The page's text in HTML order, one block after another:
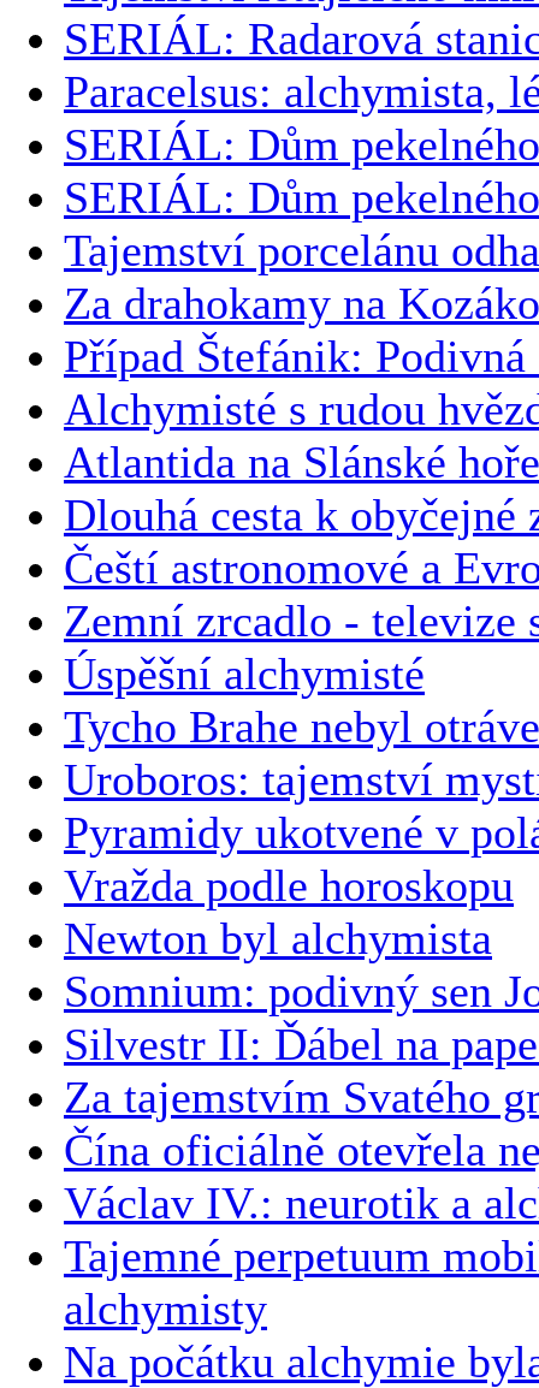
SERIÁL: Radarová
Paracelsus: alchymista,
SERIÁL: Dům
SERIÁL: Dům
Tajemství porcelánu
Za drahokamy na
Případ Štefánik:
Alchymisté s rudou
Atlantida na Slánské hoře
Dlouhá cesta k obyčejné
Čeští astronomové a
Zemní zrcadlo - televize
Úspěšní alchymisté
Tycho Brahe nebyl
Uroboros: tajemství
Pyramidy ukotvené v
Vražda podle horoskopu
Newton byl alchymista
Somnium: podivný sen
Silvestr II: Ďábel na
Za tajemstvím Svatého
Čína oficiálně otevřela
Václav IV.: neurotik a
Tajemné perpetuum
alchymisty
Na počátku alchymie